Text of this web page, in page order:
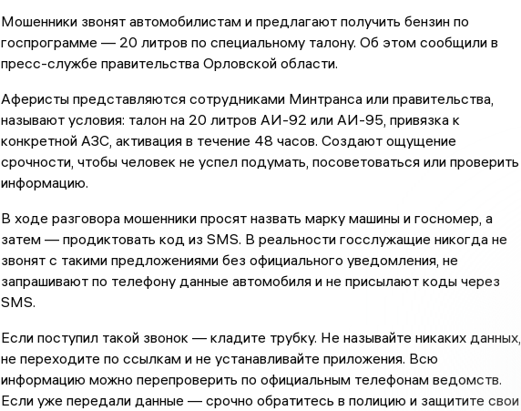
Мошенники звонят автомобилистам и предлагают получить бензин по
госпрограмме — 20 литров по специальному талону. Об этом сообщили в
пресс-службе правительства Орловской области.
Аферисты представляются сотрудниками Минтранса или правительства,
называют условия: талон на 20 литров АИ-92 или АИ-95, привязка к
конкретной АЗС, активация в течение 48 часов. Создают ощущение
срочности, чтобы человек не успел подумать, посоветоваться или проверить
информацию.
В ходе разговора мошенники просят назвать марку машины и госномер, а
затем — продиктовать код из SMS. В реальности госслужащие никогда не
звонят с такими предложениями без официального уведомления, не
запрашивают по телефону данные автомобиля и не присылают коды через
SMS.
Если поступил такой звонок — кладите трубку. Не называйте никаких данных,
не переходите по ссылкам и не устанавливайте приложения. Всю
информацию можно перепроверить по официальным телефонам ведомств.
Если уже передали данные — срочно обратитесь в полицию и защитите свои